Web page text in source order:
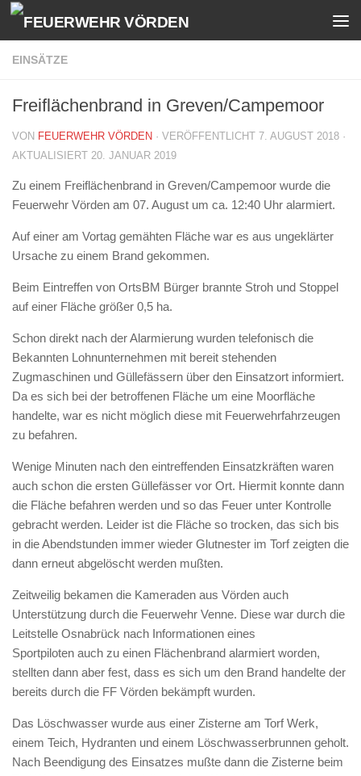
Zum Inhalt springen
EINSÄTZE
Freiflächenbrand in Greven/Campemoor
VON FEUERWEHR VÖRDEN · VERÖFFENTLICHT 7. AUGUST 2018 ·
AKTUALISIERT 20. JANUAR 2019
Zu einem Freiflächenbrand in Greven/Campemoor wurde die
Feuerwehr Vörden am 07. August um ca. 12:40 Uhr alarmiert.
Auf einer am Vortag gemähten Fläche war es aus ungeklärter
Ursache zu einem Brand gekommen.
Beim Eintreffen von OrtsBM Bürger brannte Stroh und Stoppel
auf einer Fläche größer 0,5 ha.
Schon direkt nach der Alarmierung wurden telefonisch die
Bekannten Lohnunternehmen mit bereit stehenden
Zugmaschinen und Güllefässern über den Einsatzort informiert.
Da es sich bei der betroffenen Fläche um eine Moorfläche
handelte, war es nicht möglich diese mit Feuerwehrfahrzeugen
zu befahren.
Wenige Minuten nach den eintreffenden Einsatzkräften waren
auch schon die ersten Güllefässer vor Ort. Hiermit konnte dann
die Fläche befahren werden und so das Feuer unter Kontrolle
gebracht werden. Leider ist die Fläche so trocken, das sich bis
in die Abendstunden immer wieder Glutnester im Torf zeigten die
dann erneut abgelöscht werden mußten.
Zeitweilig bekamen die Kameraden aus Vörden auch
Unterstützung durch die Feuerwehr Venne. Diese war durch die
Leitstelle Osnabrück nach Informationen eines
Sportpiloten auch zu einen Flächenbrand alarmiert worden,
stellten dann aber fest, dass es sich um den Brand handelte der
bereits durch die FF Vörden bekämpft wurden.
Das Löschwasser wurde aus einer Zisterne am Torf Werk,
einem Teich, Hydranten und einem Löschwasserbrunnen geholt.
Nach Beendigung des Einsatzes mußte dann die Zisterne beim